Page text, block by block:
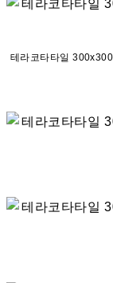
테라코타타일